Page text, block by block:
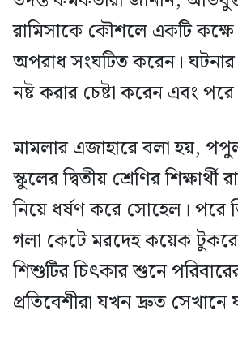
রামিসাকে কৌশলে একটি কক্ষে
অপরাধ সংঘটিত করেন। ঘটনার
নষ্ট করার চেষ্টা করেন এবং
মামলার এজাহারে বলা হয়,
স্কুলের দ্বিতীয় শ্রেণির শিক্ষার্থী
নিয়ে ধর্ষণ করে সোহেল। পরে
গলা কেটে মরদেহ কয়েক
শিশুটির চিৎকার শুনে
প্রতিবেশীরা যখন দ্রুত সেখানে